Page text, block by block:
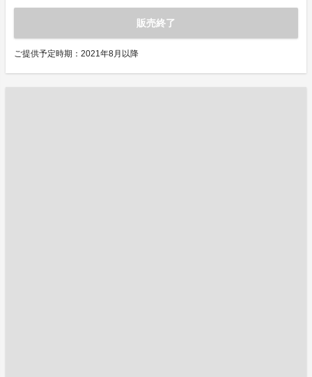
販売終了
ご提供予定時期：2021年8月以降